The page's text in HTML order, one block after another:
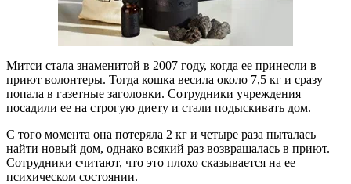
Митси стала знаменитой в 2007 году, когда ее принесли в
приют волонтеры. Тогда кошка весила около 7,5 кг и сразу
попала в газетные заголовки. Сотрудники учреждения
посадили ее на строгую диету и стали подыскивать дом.
С того момента она потеряла 2 кг и четыре раза пыталась
найти новый дом, однако всякий раз возвращалась в приют.
Сотрудники считают, что это плохо сказывается на ее
психическом состоянии.